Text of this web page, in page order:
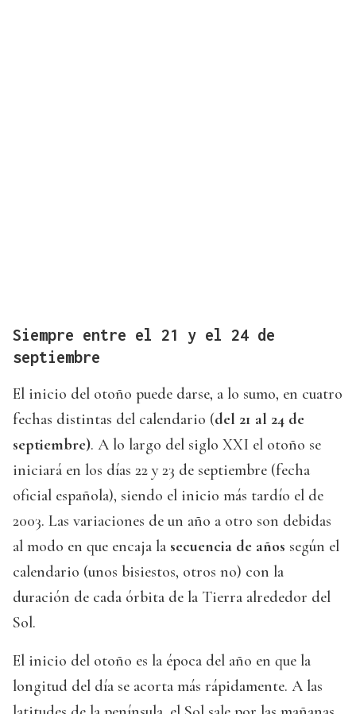
Siempre entre el 21 y el 24 de
septiembre
El inicio del otoño puede darse, a lo sumo, en cuatro
fechas distintas del calendario (del 21 al 24 de
septiembre). A lo largo del siglo XXI el otoño se
iniciará en los días 22 y 23 de septiembre (fecha
oficial española), siendo el inicio más tardío el de
2003. Las variaciones de un año a otro son debidas
al modo en que encaja la secuencia de años según el
calendario (unos bisiestos, otros no) con la
duración de cada órbita de la Tierra alrededor del
Sol.
El inicio del otoño es la época del año en que la
longitud del día se acorta más rápidamente. A las